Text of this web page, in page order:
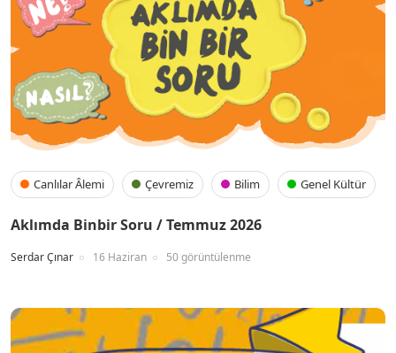
Canlılar Âlemi Çevremiz Bilim Genel Kültür
Aklımda Binbir Soru / Temmuz 2026
Serdar Çınar 16 Haziran 50 görüntülenme